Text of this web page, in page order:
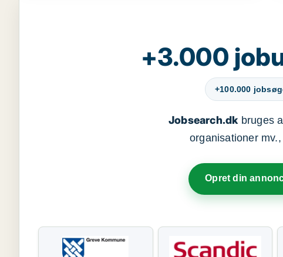
+3.000
+100.000
Jobsearch.dkbruges
organisationer
Opret din